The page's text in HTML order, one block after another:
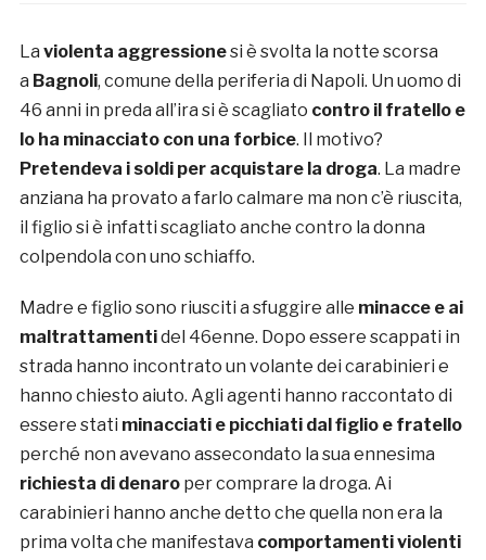
La violenta aggressionesi è svolta la notte scorsa
a Bagnoli, comune della periferia di Napoli. Un uomo di
46 anni in preda all’ira si è scagliato contro il fratello e
lo ha minacciato con una forbice. Il motivo?
Pretendeva i soldi per acquistare la droga. La madre
anziana ha provato a farlo calmare ma non c’è riuscita,
il figlio si è infatti scagliato anche contro la donna
colpendola con uno schiaffo.
Madre e figlio sono riusciti a sfuggire alle minacce e ai
maltrattamentidel 46enne. Dopo essere scappati in
strada hanno incontrato un volante dei carabinieri e
hanno chiesto aiuto. Agli agenti hanno raccontato di
essere stati minacciati e picchiati dal figlio e fratello
perché non avevano assecondato la sua ennesima
richiesta di denaroper comprare la droga. Ai
carabinieri hanno anche detto che quella non era la
prima volta che manifestava comportamenti violenti